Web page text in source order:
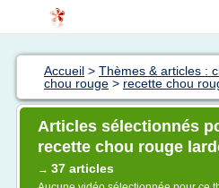
Accueil > Thèmes & articles :
chou rouge > recette chou
Articles sélectionnés
recette chou rouge
→ 37 articles